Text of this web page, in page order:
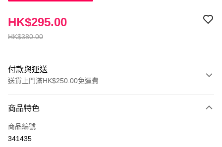
HK$380.00
HK$295.00
付款與運送
送貨上門滿HK$250.00免運費
信用卡
Apple Pay
商品特色
商品編號
341435